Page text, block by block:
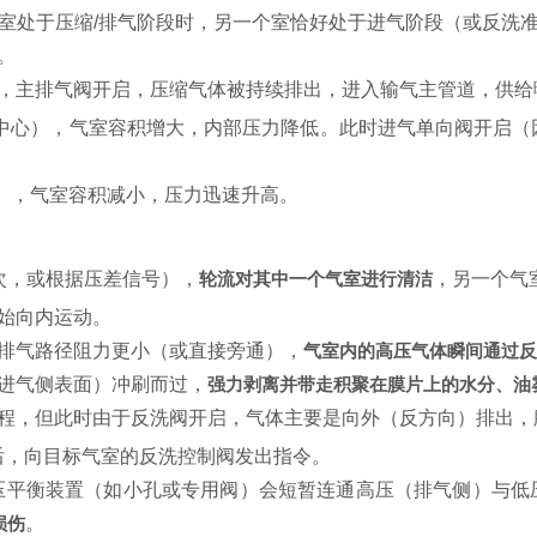
处于压缩/排气阶段时，另一个室恰好处于进气阶段（或反洗
主排气阀开启，压缩气体被持续排出，进入输气主管道，供
），气室容积增大，内部压力降低。此时进气单向阀开启
气室容积减小，压力迅速升高。
或根据压差信号），轮流对其中一个气室进行清洁，另一个气
向内运动。
气路径阻力更小（或直接旁通），气室内的高压气体瞬间通过
气侧表面）冲刷而过，强力剥离并带走积聚在膜片上的水分、
但此时由于反洗阀开启，气体主要是向外（反方向）排出
向目标气室的反洗控制阀发出指令。
衡装置（如小孔或专用阀）会短暂连通高压（排气侧）与
伤。